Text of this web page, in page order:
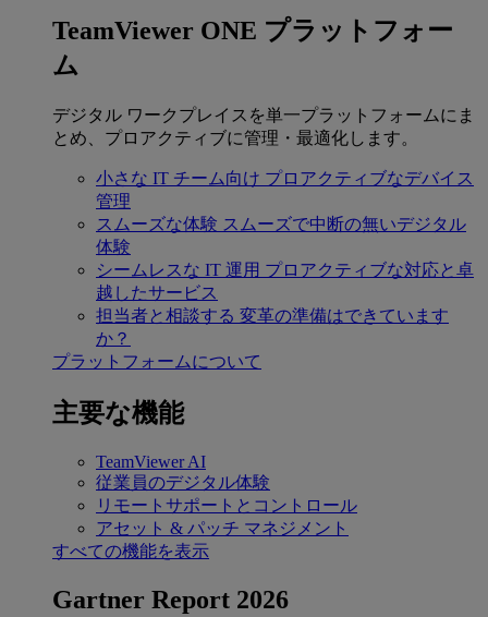
TeamViewer ONE プラットフォー
ム
デジタル ワークプレイスを単一プラットフォームにま
とめ、プロアクティブに管理・最適化します。
小さな IT チーム向け プロアクティブなデバイス
管理
スムーズな体験 スムーズで中断の無いデジタル
体験
シームレスな IT 運用 プロアクティブな対応と卓
越したサービス
担当者と相談する 変革の準備はできています
か？
プラットフォームについて
主要な機能
TeamViewer AI
従業員のデジタル体験
リモートサポートとコントロール
アセット & パッチ マネジメント
すべての機能を表示
Gartner Report 2026